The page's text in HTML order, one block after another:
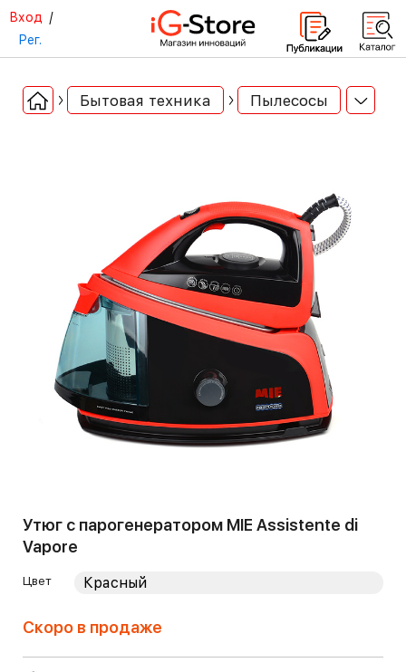
Вход /
Рег.
Бытовая техника Пылесосы
Утюг с парогенератором MIE Assistente di
Vapore
Цвет
Скоро в продаже